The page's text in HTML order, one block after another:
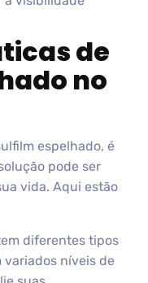
de
no
espelhado, é
pode ser
vida. Aqui estão
diferentes tipos
variados níveis de